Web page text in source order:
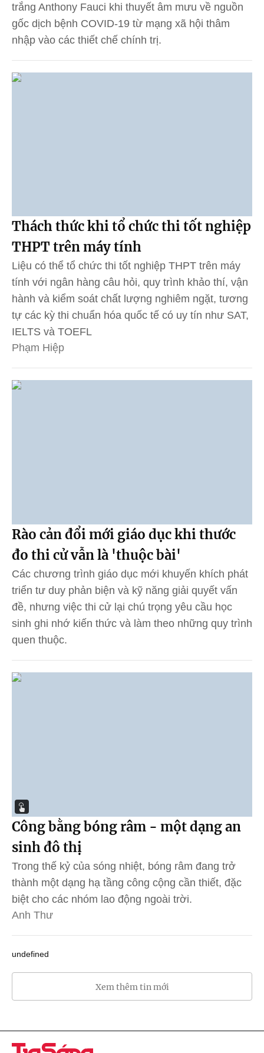
trắng Anthony Fauci khi thuyết âm mưu về nguồn
gốc dịch bệnh COVID-19 từ mạng xã hội thâm
nhập vào các thiết chế chính trị.
Thách thức khi tổ chức thi tốt nghiệp
THPT trên máy tính
Liệu có thể tổ chức thi tốt nghiệp THPT trên máy
tính với ngân hàng câu hỏi, quy trình khảo thí, vận
hành và kiểm soát chất lượng nghiêm ngặt, tương
tự các kỳ thi chuẩn hóa quốc tế có uy tín như SAT,
IELTS và TOEFL
Phạm Hiệp
Rào cản đổi mới giáo dục khi thước
đo thi cử vẫn là 'thuộc bài'
Các chương trình giáo dục mới khuyến khích phát
triển tư duy phản biện và kỹ năng giải quyết vấn
đề, nhưng việc thi cử lại chú trọng yêu cầu học
sinh ghi nhớ kiến thức và làm theo những quy trình
quen thuộc.
Công bằng bóng râm - một dạng an
sinh đô thị
Trong thế kỷ của sóng nhiệt, bóng râm đang trở
thành một dạng hạ tầng công cộng cần thiết, đặc
biệt cho các nhóm lao động ngoài trời.
Anh Thư
undefined
Xem thêm tin mới